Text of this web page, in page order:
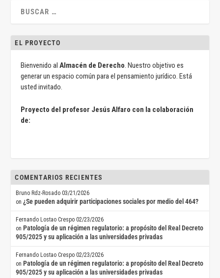
EL PROYECTO
Bienvenido alAlmacén de Derecho. Nuestro objetivo es
generar un espacio común para el pensamiento jurídico. Está
usted invitado.
Proyecto del profesor Jesús Alfaro con la colaboración
de:
COMENTARIOS RECIENTES
Bruno Rdz-Rosado 03/21/2026
on¿Se pueden adquirir participaciones sociales por medio del 464?
Fernando Lostao Crespo 02/23/2026
on Patología de un régimen regulatorio: a propósito del Real Decreto
905/2025 y su aplicación a las universidades privadas
Fernando Lostao Crespo 02/23/2026
on Patología de un régimen regulatorio: a propósito del Real Decreto
905/2025 y su aplicación a las universidades privadas